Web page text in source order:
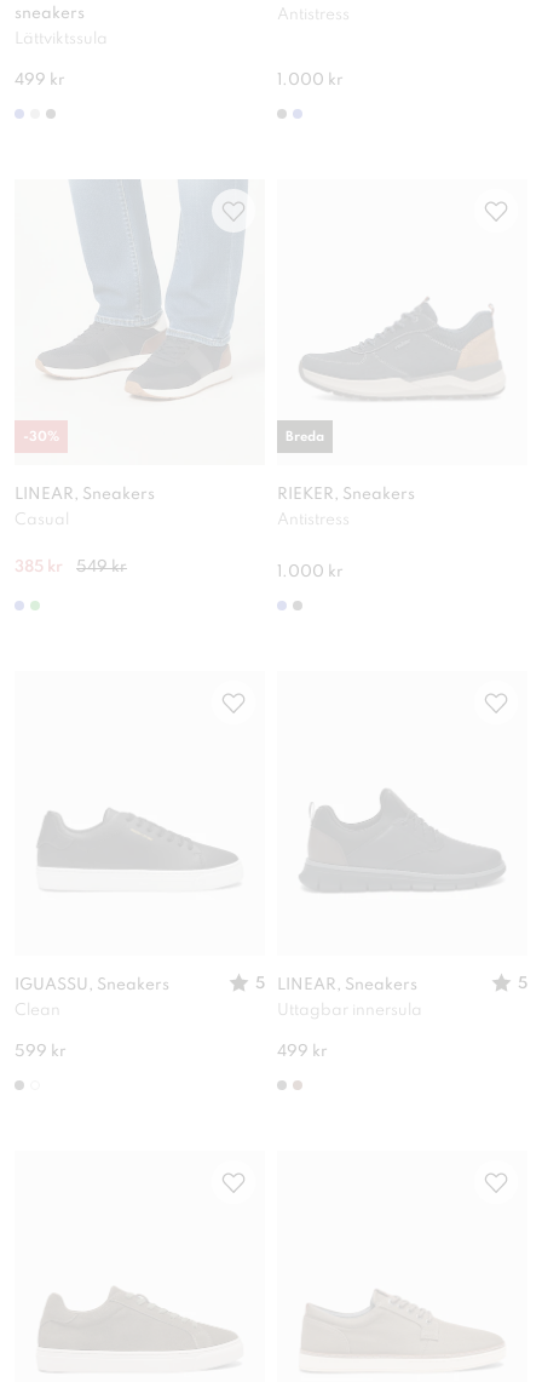
sneakers
Lättviktssula
499 kr
Antistress
1.000 kr
LINEAR, Sneakers
Casual
385 kr 549 kr
-30%
RIEKER, Sneakers
Antistress
1.000 kr
Breda
IGUASSU, Sneakers
5
Clean
599 kr
LINEAR, Sneakers
5
Uttagbar innersula
499 kr